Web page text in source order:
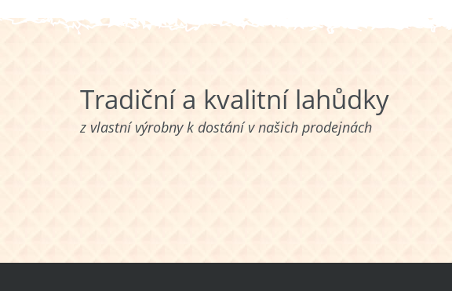
Tradiční a kvalitní lahůdky
z vlastní výrobny k dostání v našich prodejnách